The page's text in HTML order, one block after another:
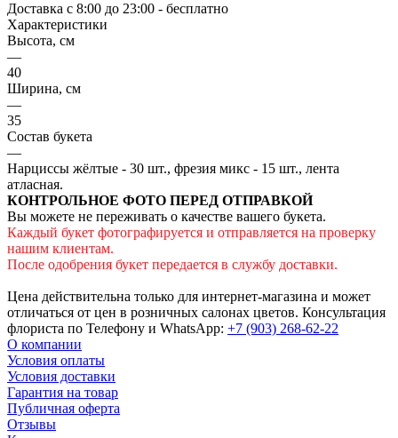
Доставка c 8:00 до 23:00 - бесплатно
Характеристики
Высота, см
—
40
Ширина, см
—
35
Состав букета
—
Нарциссы жёлтые - 30 шт., фрезия микс - 15 шт., лента
атласная.
КОНТРОЛЬНОЕ ФОТО ПЕРЕД ОТПРАВКОЙ
Вы можете не переживать о качестве вашего букета.
Каждый букет фотографируется и отправляется на проверку
нашим клиентам.
После одобрения букет передается в службу доставки.
Цена действительна только для интернет-магазина и может
отличаться от цен в розничных салонах цветов. Консультация
флориста по Телефону и WhatsApp: +7 (903) 268-62-22
О компании
Условия оплаты
Условия доставки
Гарантия на товар
Публичная оферта
Отзывы